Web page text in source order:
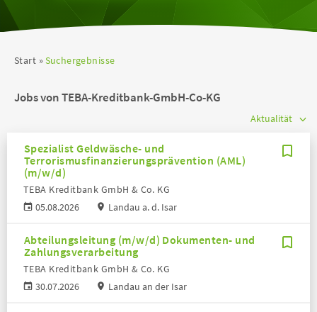
Start Suchergebnisse
Jobs von TEBA-Kreditbank-GmbH-Co-KG
Spezialist Geldwäsche- und
Terrorismusfinanzierungsprävention (AML)
(m/w/d)
05.08.2026
TEBA Kreditbank GmbH & Co. KG
Landau a. d. Isar
Abteilungsleitung (m/w/d) Dokumenten- und
Zahlungsverarbeitung
30.07.2026
TEBA Kreditbank GmbH & Co. KG
Landau an der Isar